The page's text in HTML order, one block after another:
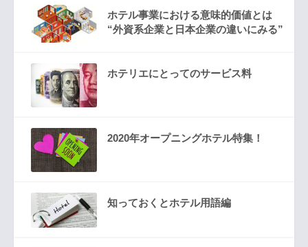
ホテル事業における意味的価値とは
“外資系企業と日本企業の違いにみる”
ホテリエにとってのサービス料
2020年オープニングホテル特集！
知っておくとホテル用語編